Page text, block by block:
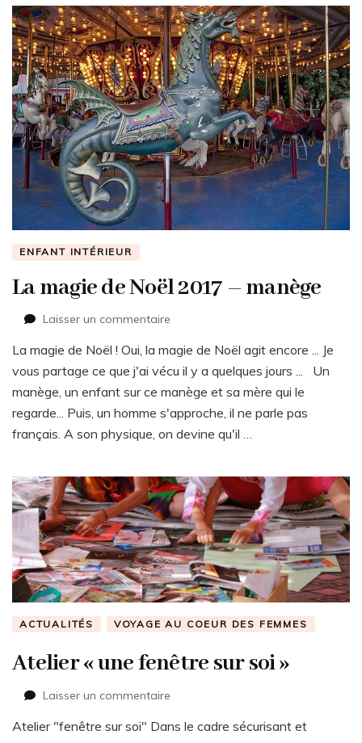
ENFANT INTÉRIEUR
La magie de Noël 2017 – manège
Laisser un commentaire
magie
de
Noël
2017
–
manège
La magie de Noël ! Oui, la magie de Noël agit encore ... Je
vous partage ce que j'ai vécu il y a quelques jours ... Un
manège, un enfant sur ce manège et sa mère qui le
regarde... Puis, un homme s'approche, il ne parle pas
français. A son physique, on devine qu'il …
ACTUALITÉS VOYAGE AU COEUR DES FEMMES
Atelier « une fenêtre sur soi »
Laisser un commentaire
« une
Atelier "fenêtre sur soi" Dans le cadre sécurisant et